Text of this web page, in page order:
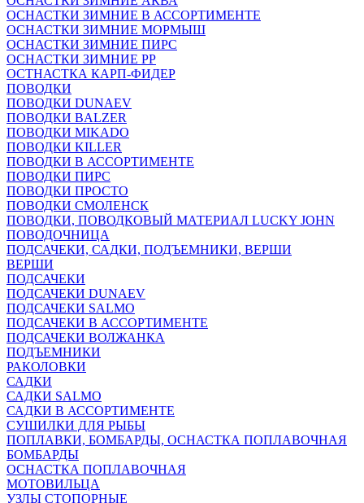
ОСНАСТКИ ЗИМНИЕ В АССОРТИМЕНТЕ
ОСНАСТКИ ЗИМНИЕ МОРМЫШ
ОСНАСТКИ ЗИМНИЕ ПИРС
ОСНАСТКИ ЗИМНИЕ РР
ОСТНАСТКА КАРП-ФИДЕР
ПОВОДКИ
ПОВОДКИ DUNAEV
ПОВОДКИ BALZER
ПОВОДКИ MIKADO
ПОВОДКИ KILLER
ПОВОДКИ В АССОРТИМЕНТЕ
ПОВОДКИ ПИРС
ПОВОДКИ ПРОСТО
ПОВОДКИ СМОЛЕНСК
ПОВОДКИ, ПОВОДКОВЫЙ МАТЕРИАЛ LUCKY JOHN
ПОВОДОЧНИЦА
ПОДСАЧЕКИ, САДКИ, ПОДЪЕМНИКИ, ВЕРШИ
ВЕРШИ
ПОДСАЧЕКИ
ПОДСАЧЕКИ DUNAEV
ПОДСАЧЕКИ SALMO
ПОДСАЧЕКИ В АССОРТИМЕНТЕ
ПОДСАЧЕКИ ВОЛЖАНКА
ПОДЪЕМНИКИ
РАКОЛОВКИ
САДКИ
САДКИ SALMO
САДКИ В АССОРТИМЕНТЕ
СУШИЛКИ ДЛЯ РЫБЫ
ПОПЛАВКИ, БОМБАРДЫ, ОСНАСТКА ПОПЛАВОЧНАЯ
БОМБАРДЫ
ОСНАСТКА ПОПЛАВОЧНАЯ
МОТОВИЛЬЦА
УЗЛЫ СТОПОРНЫЕ